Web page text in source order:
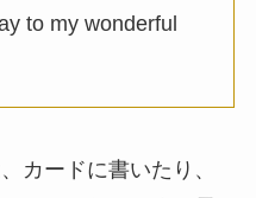
to my wonderful
カードに書いたり、